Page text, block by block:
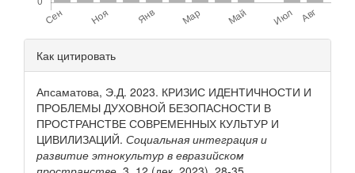
Детали
статьи
Как цитировать
Апсаматова, Э.Д. 2023. КРИЗИС ИДЕНТИЧНОСТИ И
ПРОБЛЕМЫ ДУХОВНОЙ БЕЗОПАСНОСТИ В
ПРОСТРАНСТВЕ СОВРЕМЕННЫХ КУЛЬТУР И
ЦИВИЛИЗАЦИЙ. Социальная интеграция и
развитие этнокультур в евразийском